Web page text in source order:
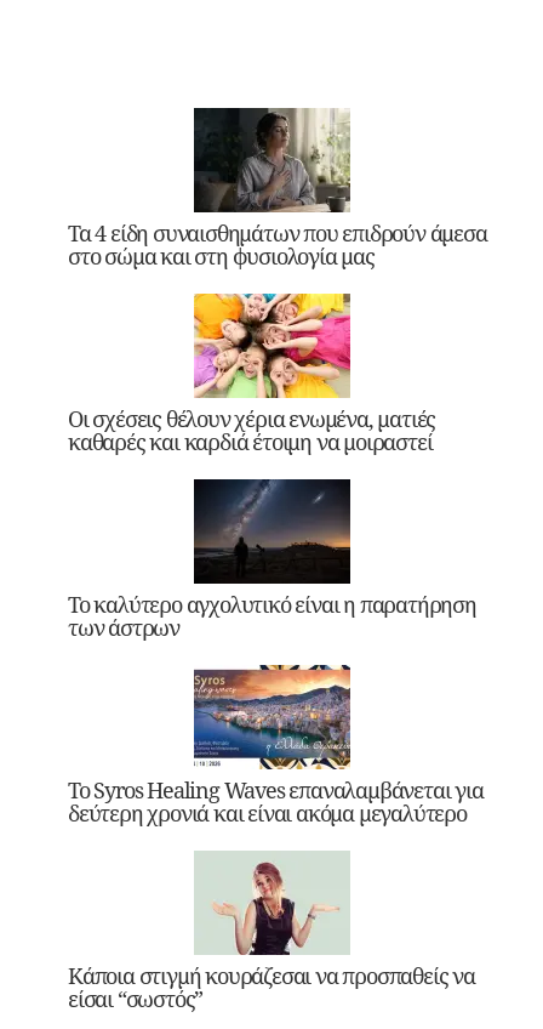
Τα 4 είδη συναισθημάτων που επιδρούν άμεσα
στο σώμα και στη φυσιολογία μας
Οι σχέσεις θέλουν χέρια ενωμένα, ματιές
καθαρές και καρδιά έτοιμη να μοιραστεί
Το καλύτερο αγχολυτικό είναι η παρατήρηση
των άστρων
Το Syros Healing Waves επαναλαμβάνεται για
δεύτερη χρονιά και είναι ακόμα μεγαλύτερο
Κάποια στιγμή κουράζεσαι να προσπαθείς να
είσαι “σωστός”